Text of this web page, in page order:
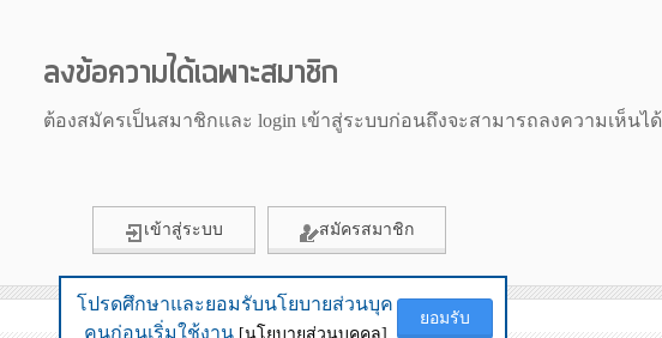
โปรดศึกษาและยอมรับนโยบายส่วนบุค
คนก่อนเริ่มใช้งาน [นโยบายส่วนบุคคล]
ยอมรับ
ลงข้อความได้เฉพาะสมาชิก
ต้องสมัครเป็นสมาชิกและ login เข้าสู่ระบบก่อนถึงจะสามารถลงความเห็นได้
เข้าสู่ระบบ สมัครสมาชิก
ข้อมูลเมื่อ 27th July 2026 18:38
โปรดศึกษาและยอมรับนโยบายส่วนบุค
คนก่อนเริ่มใช้งาน [นโยบายส่วนบุคคล]
ยอมรับ